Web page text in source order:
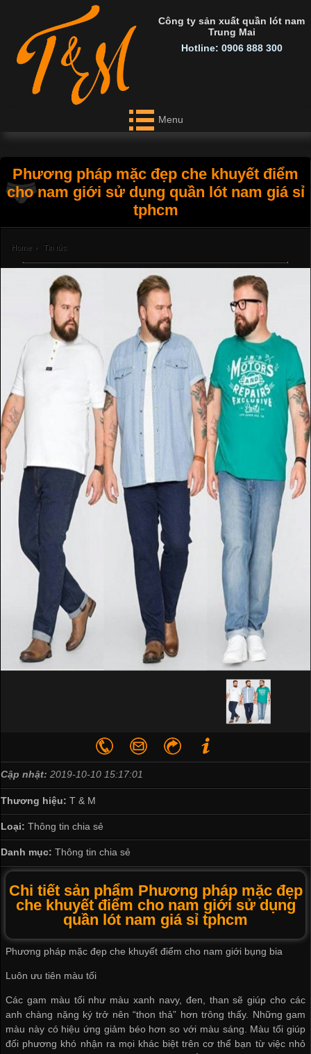
Công ty sản xuất quần lót nam
Trung Mai
Hotline: 0906 888 300
Menu
Phương pháp mặc đẹp che khuyết điểm
cho nam giới sử dụng quần lót nam giá sỉ
tphcm
Home › Tin tức
Cập nhật: 2019-10-10 15:17:01
Thương hiệu: T & M
Loại: Thông tin chia sẻ
Danh mục: Thông tin chia sẻ
Chi tiết sản phẩm Phương pháp mặc đẹp
che khuyết điểm cho nam giới sử dụng
quần lót nam giá sỉ tphcm
Phương pháp mặc đẹp che khuyết điểm cho nam giới bụng bia
Luôn ưu tiên màu tối
Các gam màu tối như màu xanh navy, đen, than sẽ giúp cho các
anh chàng nặng ký trở nên “thon thả” hơn trông thấy. Những gam
màu này có hiệu ứng giảm béo hơn so với màu sáng. Màu tối giúp
đối phương khó nhận ra mọi khác biệt trên cơ thể bạn từ việc nhỏ